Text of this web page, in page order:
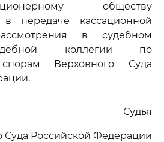
обществу
в передаче кассационной
в судебном
коллегии по
Верховного Суда
Судья
Суда Российской Федерации